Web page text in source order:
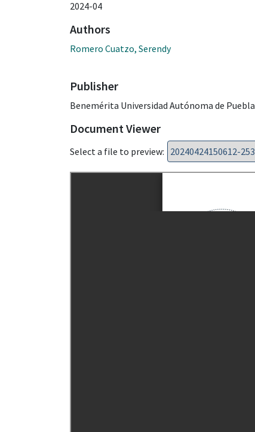
2024-04
Authors
Romero Cuatzo, Serendy
Publisher
Benemérita Universidad Autónoma de Puebla
Document Viewer
Select a file to preview: